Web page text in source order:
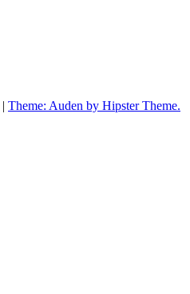
| Theme: Auden by Hipster Theme.